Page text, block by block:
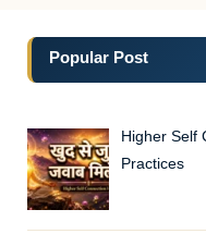
Popular Post
Higher Self
Practices